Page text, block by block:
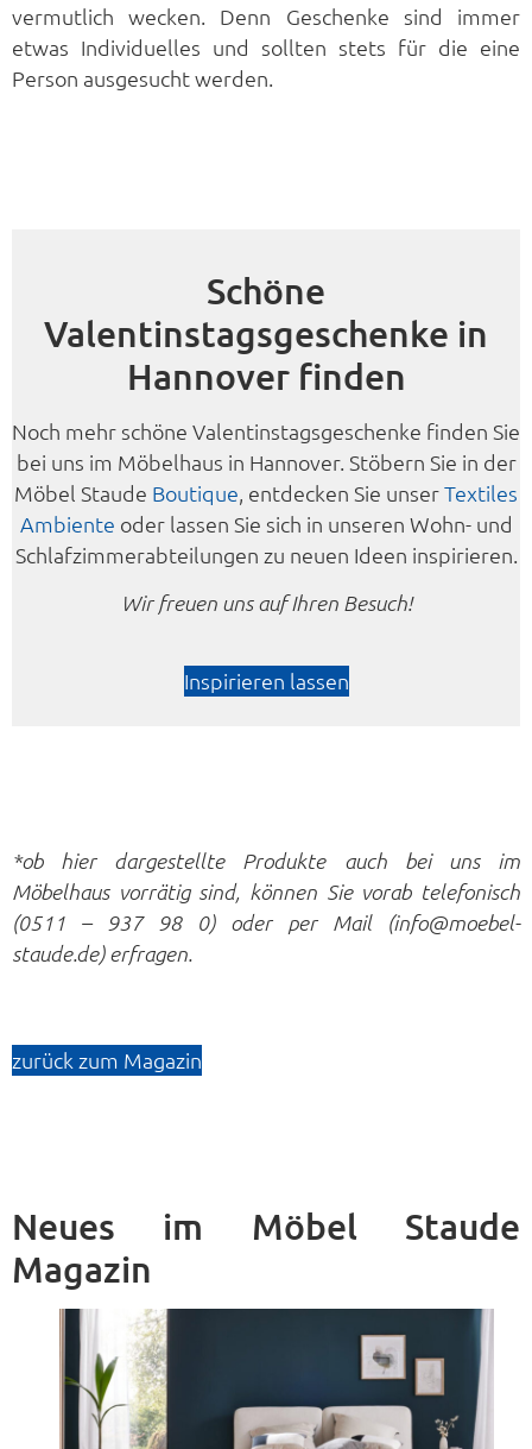
vermutlich wecken. Denn Geschenke sind immer
etwas Individuelles und sollten stets für die eine
Person ausgesucht werden.
Schöne
Valentinstagsgeschenke in
Hannover finden
Noch mehr schöne Valentinstagsgeschenke finden Sie
bei uns im Möbelhaus in Hannover. Stöbern Sie in der
Möbel Staude Boutique, entdecken Sie unserTextiles
Ambiente oder lassen Sie sich in unseren Wohn- und
Schlafzimmerabteilungen zu neuen Ideen inspirieren.
Wir freuen uns auf Ihren Besuch!
Inspirieren lassen
*ob hier dargestellte Produkte auch bei uns im
Möbelhaus vorrätig sind, können Sie vorab telefonisch
(0511 – 937 98 0) oder per Mail (info@moebel-
staude.de) erfragen.
zurück zum Magazin
Neues im Möbel Staude
Magazin